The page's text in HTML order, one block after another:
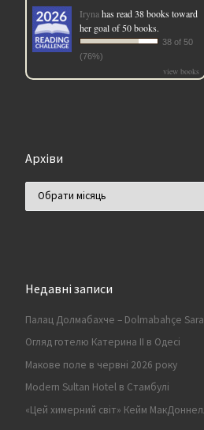
Irynahas read 38 books toward
her goal of 50 books.
38 of 50
(76%)
view books
Архіви
Недавні записи
Палац Долмабахче – Dolmabahçe
Огляд готелю Катерина II в Одесі
Макове поле в червні 2026 року
Modern Sultan Hotel в Стамбулі
«Цей химерний світ» Кейм